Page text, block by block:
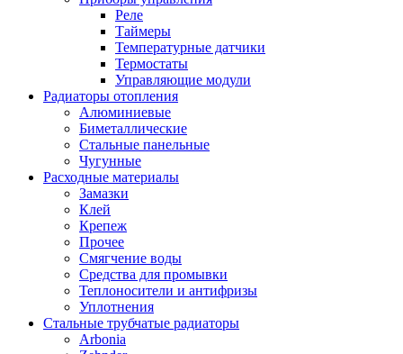
Реле
Таймеры
Температурные датчики
Термостаты
Управляющие модули
Радиаторы отопления
Алюминиевые
Биметаллические
Стальные панельные
Чугунные
Расходные материалы
Замазки
Клей
Крепеж
Прочее
Смягчение воды
Средства для промывки
Теплоносители и антифризы
Уплотнения
Стальные трубчатые радиаторы
Arbonia